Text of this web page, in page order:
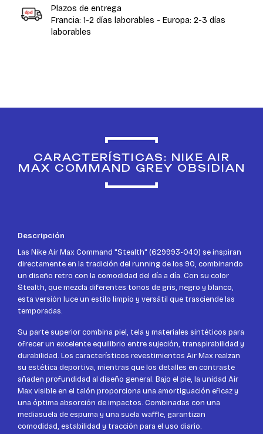
Plazos de entrega
Francia: 1-2 días laborables - Europa: 2-3 días
laborables
CARACTERÍSTICAS: NIKE AIR
MAX COMMAND GREY OBSIDIAN
Descripción
Las Nike Air Max Command "Stealth" (629993-040) se inspiran
directamente en la tradición del running de los 90, combinando
un diseño retro con la comodidad del día a día. Con su color
Stealth, que mezcla diferentes tonos de gris, negro y blanco,
esta versión luce un estilo limpio y versátil que trasciende las
temporadas.
Su parte superior combina piel, tela y materiales sintéticos para
ofrecer un excelente equilibrio entre sujeción, transpirabilidad y
durabilidad. Los característicos revestimientos Air Max realzan
su estética deportiva, mientras que los detalles en contraste
añaden profundidad al diseño general. Bajo el pie, la unidad Air
Max visible en el talón proporciona una amortiguación eficaz y
una óptima absorción de impactos. Combinadas con una
mediasuela de espuma y una suela waffle, garantizan
comodidad, estabilidad y tracción para el uso diario.